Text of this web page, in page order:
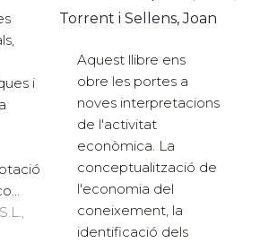
i
Torrent i Sellens, Joan
Aquest llibre ens
obre les portes a
noves interpretacions
de l'activitat
econòmica. La
conceptualització de
l'economia del
coneixement, la
identificació dels